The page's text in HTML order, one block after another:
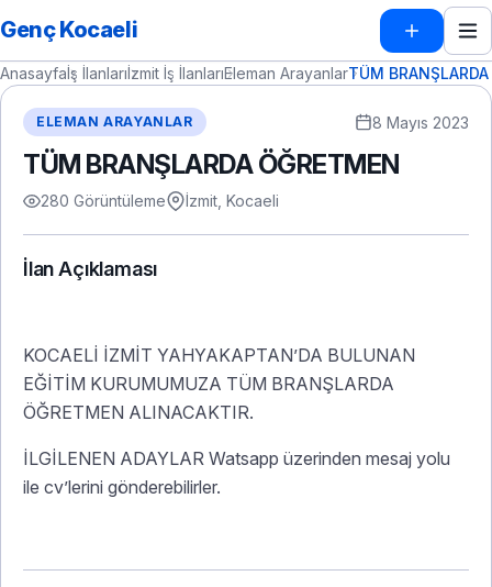
Genç Kocaeli
Anasayfaİş İlanlarıİzmit İş İlanlarıEleman ArayanlarTÜM
ELEMAN ARAYANLAR 8 Mayıs 2023
TÜM BRANŞLARDA ÖĞRETMEN
280 Görüntüleme İzmit, Kocaeli
İlan Açıklaması
KOCAELİ İZMİT YAHYAKAPTAN’DA BULUNAN
EĞİTİM KURUMUMUZA TÜM BRANŞLARDA
ÖĞRETMEN ALINACAKTIR.
İLGİLENEN ADAYLAR Watsapp üzerinden mesaj yolu
ile cv’lerini gönderebilirler.